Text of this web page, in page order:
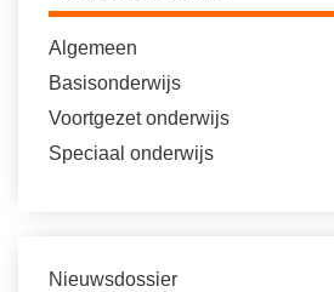
Algemeen
Basisonderwijs
Voortgezet onderwijs
Speciaal onderwijs
Nieuwsdossier